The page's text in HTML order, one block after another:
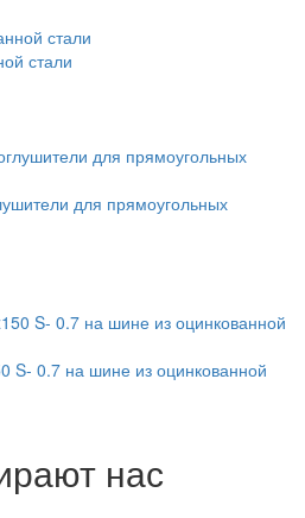
стали
для прямоугольных
S- 0.7 на шине из оцинкованной
нас